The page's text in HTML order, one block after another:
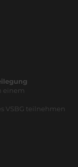
einem
VSBG teilnehmen